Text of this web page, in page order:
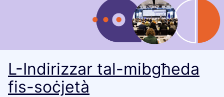
L-Indirizzar tal-mibgħeda
fis-soċjetà